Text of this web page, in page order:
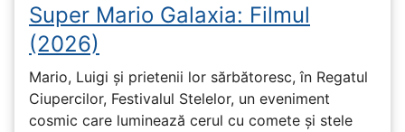
Super Mario Galaxia: Filmul
(2026)
Mario, Luigi și prietenii lor sărbătoresc, în Regatul
Ciupercilor, Festivalul Stelelor, un eveniment
cosmic care luminează cerul cu comete și stele